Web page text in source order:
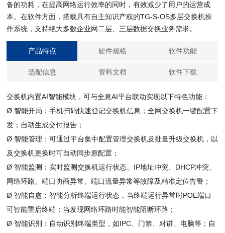
备的功耗，在提高网络运行效率的同时，有效减少了用户的运营成
本。在软件方面，搭载具有自主知识产权的TG-S-OS多层交换机操
作系统，支持绝大多数企业网二层、三层数据交换业务需求。
产品特点 硬件规格 软件功能
选配信息 资料文档 软件下载
交换机内置AI智能模块，可与全息AI平台联动实现以下特色功能：
Ø 智能开局：手机扫码快速登记交换机信息；全网交换机一键配置下
发；自动生成交付报告；
Ø 智能管理：可通过平台集中配置管理交换机及批量升级交换机，以
及交换机更换时可自动同步原配置；
Ø 智能监测：实时监测交换机运行状态、IP地址冲突、DHCP冲突、
网络环路、端口协商异常、端口流量异常等故障及精准定位告警；
Ø 智能自愈：智能分析终端运行状态，当终端运行异常时POE端口
可智能重启终端；当发现网络环路时能智能阻断环路；
Ø 智能识别：自动识别终端类型，如IPC、门禁、对讲、电脑等；自